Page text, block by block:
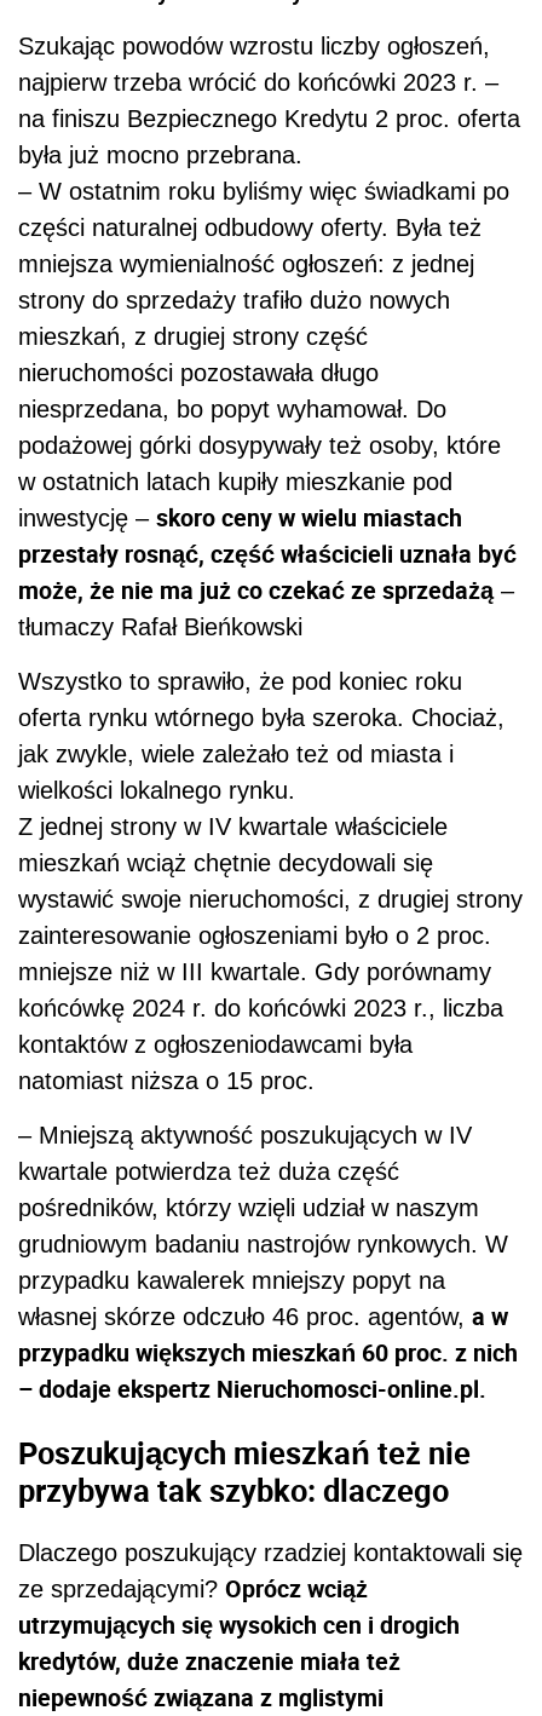
Szukając powodów wzrostu liczby ogłoszeń,
najpierw trzeba wrócić do końcówki 2023 r. –
na finiszu Bezpiecznego Kredytu 2 proc. oferta
była już mocno przebrana.
– W ostatnim roku byliśmy więc świadkami po
części naturalnej odbudowy oferty. Była też
mniejsza wymienialność ogłoszeń: z jednej
strony do sprzedaży trafiło dużo nowych
mieszkań, z drugiej strony część
nieruchomości pozostawała długo
niesprzedana, bo popyt wyhamował. Do
podażowej górki dosypywały też osoby, które
w ostatnich latach kupiły mieszkanie pod
inwestycję – skoro ceny w wielu miastach
przestały rosnąć, część właścicieli uznała być
może, że nie ma już co czekać ze sprzedażą–
tłumaczy Rafał Bieńkowski
Wszystko to sprawiło, że pod koniec roku
oferta rynku wtórnego była szeroka. Chociaż,
jak zwykle, wiele zależało też od miasta i
wielkości lokalnego rynku.
Z jednej strony w IV kwartale właściciele
mieszkań wciąż chętnie decydowali się
wystawić swoje nieruchomości, z drugiej strony
zainteresowanie ogłoszeniami było o 2 proc.
mniejsze niż w III kwartale. Gdy porównamy
końcówkę 2024 r. do końcówki 2023 r., liczba
kontaktów z ogłoszeniodawcami była
natomiast niższa o 15 proc.
– Mniejszą aktywność poszukujących w IV
kwartale potwierdza też duża część
pośredników, którzy wzięli udział w naszym
grudniowym badaniu nastrojów rynkowych. W
przypadku kawalerek mniejszy popyt na
własnej skórze odczuło 46 proc. agentów, a w
przypadku większych mieszkań 60 proc. z nich
– dodaje ekspertz Nieruchomosci-online.pl.
Poszukujących mieszkań też nie
przybywa tak szybko: dlaczego
Dlaczego poszukujący rzadziej kontaktowali się
ze sprzedającymi? Oprócz wciąż
utrzymujących się wysokich cen i drogich
kredytów, duże znaczenie miała też
niepewność związana z mglistymi